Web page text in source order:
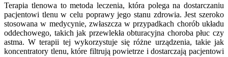
Terapia tlenowa to metoda leczenia, która polega na dostarczaniu
pacjentowi tlenu w celu poprawy jego stanu zdrowia. Jest szeroko
stosowana w medycynie, zwłaszcza w przypadkach chorób układu
oddechowego, takich jak przewlekła obturacyjna choroba płuc czy
astma. W terapii tej wykorzystuje się różne urządzenia, takie jak
koncentratory tlenu, które filtrują powietrze i dostarczają pacjentowi